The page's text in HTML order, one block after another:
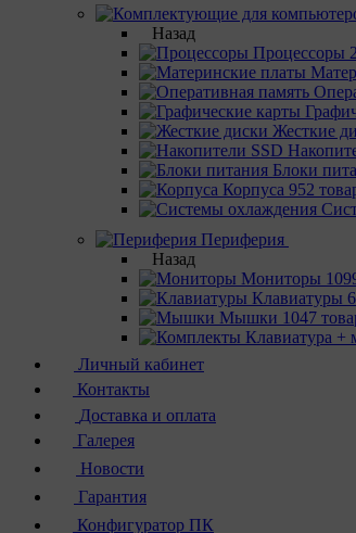
Назад
Процессоры
Жесткие
Блоки
Корпуса 952
Периферия
Назад
Мониторы
Клавиатуры
Мышки 1047
Личный кабинет
Контакты
Доставка и оплата
Галерея
Новости
Гарантия
Конфигуратор ПК